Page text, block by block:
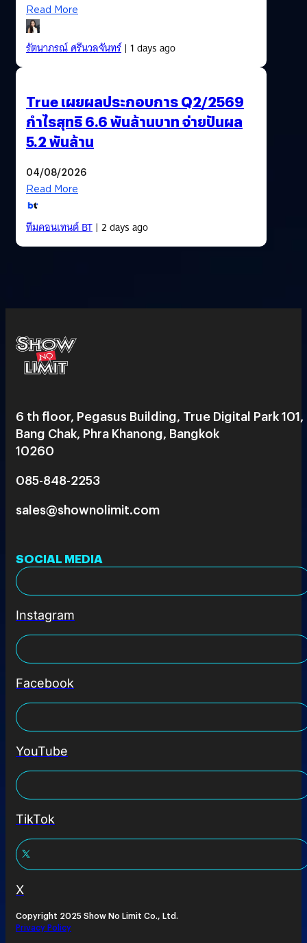
Read More
รัตนาภรณ์ ศรีนวลจันทร์| 1 days ago
True เผยผลประกอบการ Q2/2569
กำไรสุทธิ 6.6 พันล้านบาท จ่ายปันผล
5.2 พันล้าน
04/08/2026
Read More
ทีมคอนเทนต์ BT| 2 days ago
6 th floor, Pegasus Building, True Digital Park 101,
Bang Chak, Phra Khanong, Bangkok
10260
085-848-2253
sales@shownolimit.com
SOCIAL MEDIA
Instagram
Facebook
YouTube
TikTok
X
Copyright 2025 Show No Limit Co., Ltd.
Privacy Policy